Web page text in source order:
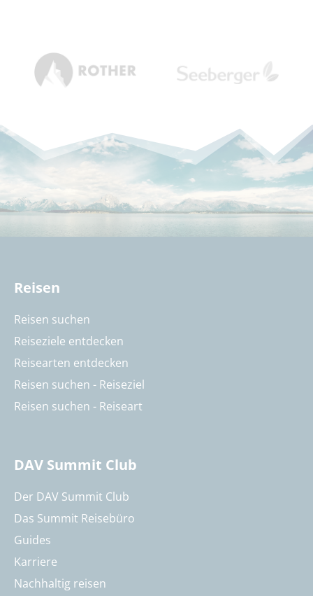
Reisen
Reisen suchen
Reiseziele entdecken
Reisearten entdecken
Reisen suchen - Reiseziel
Reisen suchen - Reiseart
DAV Summit Club
Der DAV Summit Club
Das Summit Reisebüro
Guides
Karriere
Nachhaltig reisen